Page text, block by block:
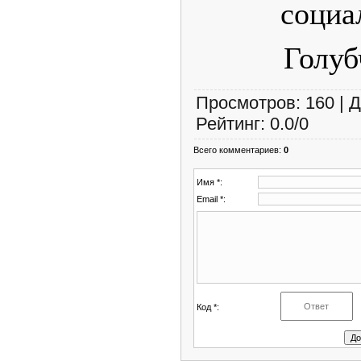
Просмотров: 160 |
Рейтинг: 0.0/0
Всего комментариев: 0
Имя *:
Email *:
Код *: